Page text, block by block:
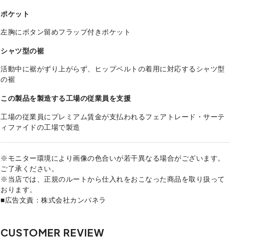
ポケット
左胸にボタン留めフラップ付きポケット
シャツ型の裾
活動中に裾がずり上がらず、ヒップベルトの着用に対応するシャツ型
の裾
この製品を製造する工場の従業員を支援
工場の従業員にプレミアム賃金が支払われるフェアトレード・サーテ
ィファイドの工場で製造
※モニター環境により画像の色合いが若干異なる場合がございます。
ご了承ください。
※当店では、正規のルートから仕入れをおこなった商品を取り扱って
おります。
■広告文責：株式会社カンパネラ